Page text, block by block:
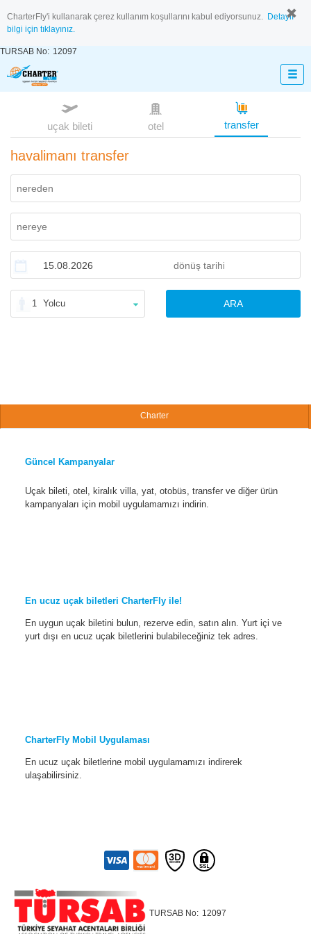
CharterFly'i kullanarak çerez kullanım koşullarını kabul ediyorsunuz. Detaylı
bilgi için tıklayınız.
TURSAB No: 12097
uçak bileti otel transfer
havalimanı transfer
1 Yolcu ARA
Charter
Güncel Kampanyalar
Uçak bileti, otel, kiralık villa, yat, otobüs, transfer ve diğer ürün
kampanyaları için mobil uygulamamızı indirin.
En ucuz uçak biletleri CharterFly ile!
En uygun uçak biletini bulun, rezerve edin, satın alın. Yurt içi ve
yurt dışı en ucuz uçak biletlerini bulabileceğiniz tek adres.
CharterFly Mobil Uygulaması
En ucuz uçak biletlerine mobil uygulamamızı indirerek
ulaşabilirsiniz.
TURSAB No: 12097